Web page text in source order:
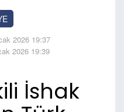
2026 19:37
2026 19:39
İshak